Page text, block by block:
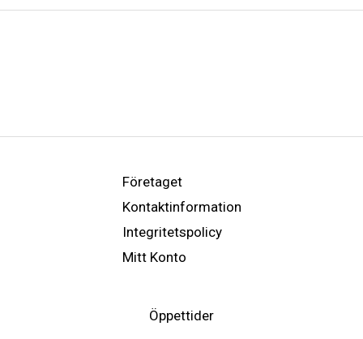
Företaget
Kontaktinformation
Integritetspolicy
Mitt Konto
Öppettider